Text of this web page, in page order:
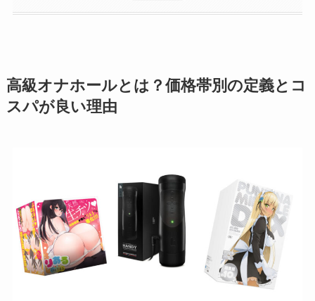
高級オナホールとは？価格帯別の定義とコ
スパが良い理由